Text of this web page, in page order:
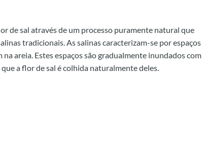
de sal através de um processo puramente natural que
tradicionais. As salinas caracterizam-se por espaços
na areia. Estes espaços são gradualmente inundados com
que a flor de sal é colhida naturalmente deles.